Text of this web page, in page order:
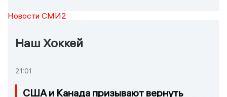
Новости СМИ2
Наш Хоккей
21:01
США и Канада призывают вернуть